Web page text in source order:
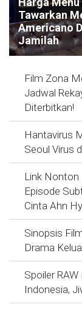
Tawarkan
Americano
Jamilah
Film Zona
Jadwal
Diterbitkan!
Hantavirus
Seoul Virus
Link Nonton
Episode
Cinta Ahn
Sinopsis
Drama
Spoiler
Indonesia,